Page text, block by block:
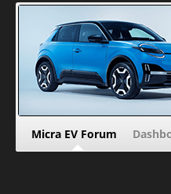
Micra EV Forum